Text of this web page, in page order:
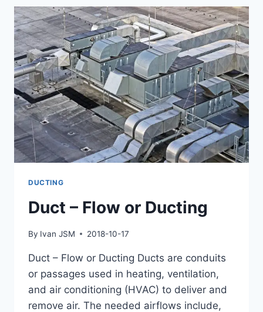
DUCTING
Duct – Flow or Ducting
By Ivan JSM 2018-10-17
Duct – Flow or Ducting Ducts are conduits
or passages used in heating, ventilation,
and air conditioning (HVAC) to deliver and
remove air. The needed airflows include,